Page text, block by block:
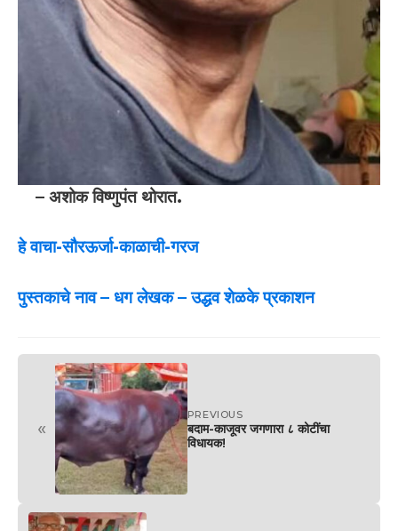
– अशोक विष्णुपंत थोरात.
हे वाचा-सौरऊर्जा-काळाची-गरज
पुस्तकाचे नाव – धग लेखक – उद्धव शेळके प्रकाशन
«
PREVIOUS
बदाम-काजूवर जगणारा ८ कोटींचा
विधायक!